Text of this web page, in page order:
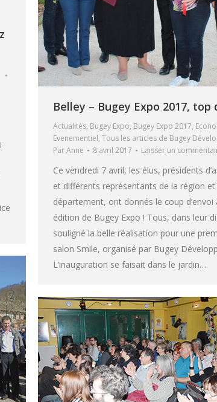
Belley – Bugey Expo 2017, top
Actualités, Bugey Expo, Bugey Expo 2017,
Evenementiel, Tous les articles de Bugey
ParAnne 8 avril 2017 Laisser un
Ce vendredi 7 avril, les élus, présidents
et différents représentants de la région et
département, ont donnés le coup d’envoi
édition de Bugey Expo ! Tous, dans leur
souligné la belle réalisation pour une
salon Smile, organisé par Bugey
L’inauguration se faisait dans le jardin…